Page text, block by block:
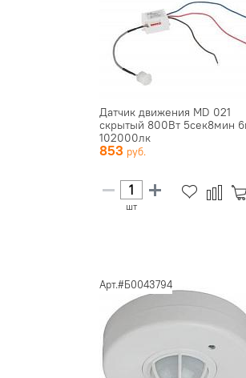
Датчик движения MD 021
скрытый 800Вт 5сек8мин
102000лк
120(сбоку)+360(св...
853
шт
Арт.#Б0043794